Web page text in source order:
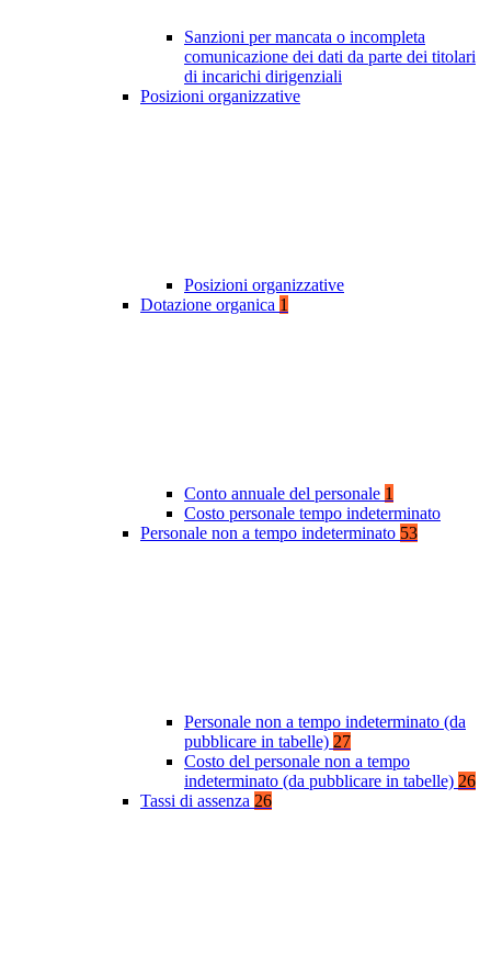
Sanzioni per mancata o incompleta
comunicazione dei dati da parte dei titolari
di incarichi dirigenziali
Posizioni organizzative
Posizioni organizzative
Dotazione organica 1
Conto annuale del personale 1
Costo personale tempo indeterminato
Personale non a tempo indeterminato 53
Personale non a tempo indeterminato (da
pubblicare in tabelle) 27
Costo del personale non a tempo
indeterminato (da pubblicare in tabelle) 26
Tassi di assenza 26